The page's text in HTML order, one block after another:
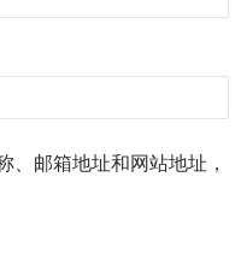
邮箱地址和网站地址，